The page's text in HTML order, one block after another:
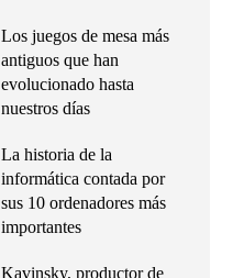
Los juegos de mesa más
antiguos que han
evolucionado hasta
nuestros días
La historia de la
informática contada por
sus 10 ordenadores más
importantes
Kavinsky, productor de